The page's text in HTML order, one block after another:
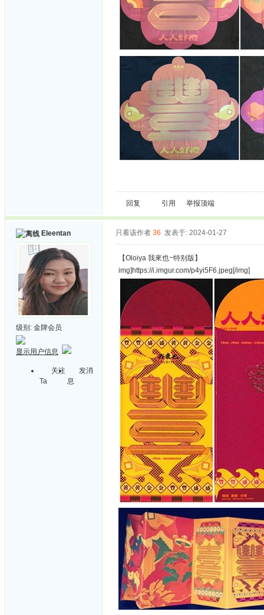
回复 引用 举报顶端
Eleentan
级别: 金牌会员
显示用户信息
关注
Ta
发消
息
只看该作者 36 发表于: 2024-01-27
【Oloiya 我來也~特别版】
img]https://i.imgur.com/p4yi5F6.jpeg[/img]